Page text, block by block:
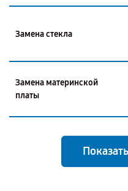
Замена стекла
Замена материнской
платы